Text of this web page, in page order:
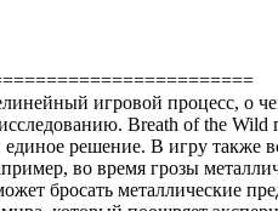
игровой процесс, о
Breath of the Wild
решение. В игру также
во время грозы
бросать металлические